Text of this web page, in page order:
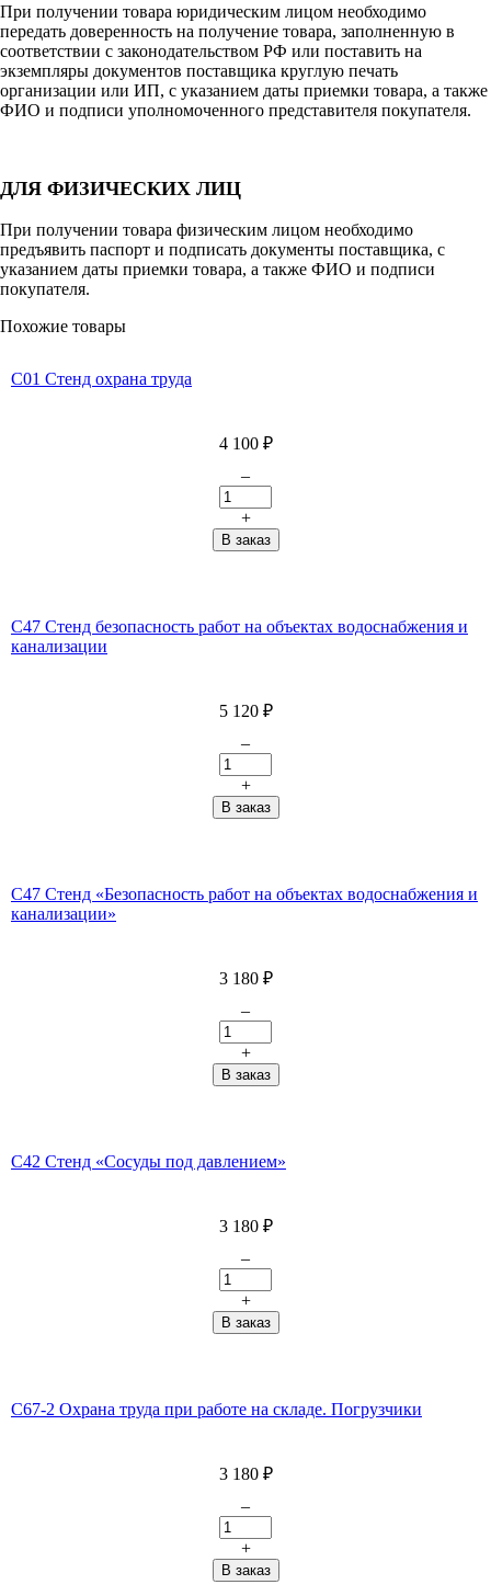
При получении товара юридическим лицом необходимо
передать доверенность на получение товара, заполненную в
соответствии с законодательством РФ или поставить на
экземпляры документов поставщика круглую печать
организации или ИП, с указанием даты приемки товара, а также
ФИО и подписи уполномоченного представителя покупателя.
ДЛЯ ФИЗИЧЕСКИХ ЛИЦ
При получении товара физическим лицом необходимо
предъявить паспорт и подписать документы поставщика, с
указанием даты приемки товара, а также ФИО и подписи
покупателя.
Похожие товары
С01 Стенд охрана труда
4 100 ₽
–
+
С47 Стенд безопасность работ на объектах водоснабжения и
канализации
5 120 ₽
–
+
С47 Стенд «Безопасность работ на объектах водоснабжения и
канализации»
3 180 ₽
–
+
C42 Стенд «Сосуды под давлением»
3 180 ₽
–
+
С67-2 Охрана труда при работе на складе. Погрузчики
3 180 ₽
–
+